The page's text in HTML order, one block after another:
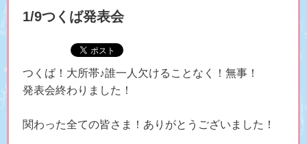
1/9つくば発表会
つくば！大所帯♪誰一人欠けることなく！無事！
発表会終わりました！
関わった全ての皆さま！ありがとうございました！